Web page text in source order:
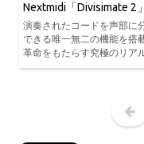
Nextmidi「Divisimate 2
演奏されたコードを声部に
できる唯一無二の機能を搭
革命をもたらす究極のリア